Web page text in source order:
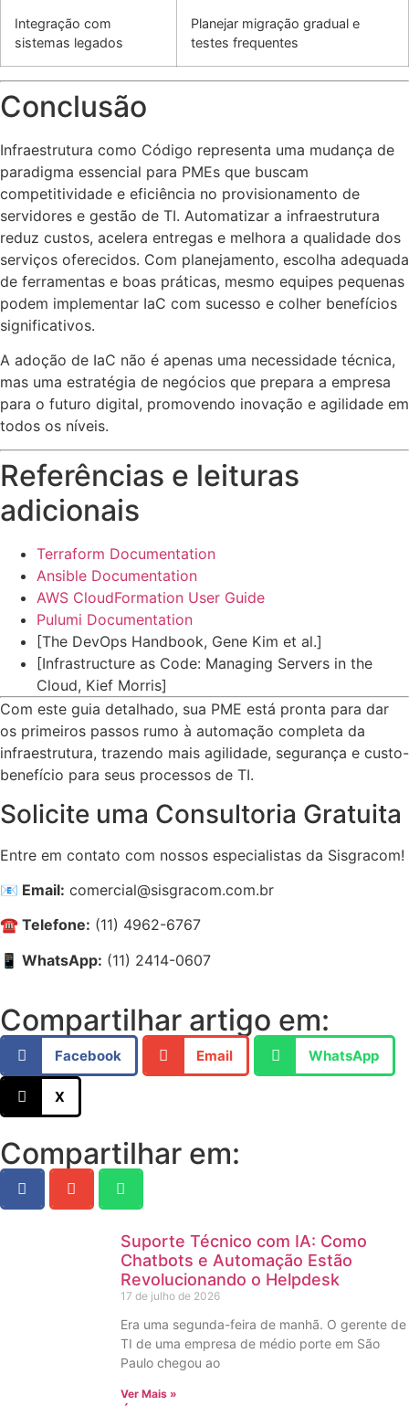
Integração com
sistemas legados
Planejar migração gradual e
testes frequentes
Conclusão
Infraestrutura como Código representa uma mudança de
paradigma essencial para PMEs que buscam
competitividade e eficiência no provisionamento de
servidores e gestão de TI. Automatizar a infraestrutura
reduz custos, acelera entregas e melhora a qualidade dos
serviços oferecidos. Com planejamento, escolha adequada
de ferramentas e boas práticas, mesmo equipes pequenas
podem implementar IaC com sucesso e colher benefícios
significativos.
A adoção de IaC não é apenas uma necessidade técnica,
mas uma estratégia de negócios que prepara a empresa
para o futuro digital, promovendo inovação e agilidade em
todos os níveis.
Referências e leituras
adicionais
Terraform Documentation
Ansible Documentation
AWS CloudFormation User Guide
Pulumi Documentation
[The DevOps Handbook, Gene Kim et al.]
[Infrastructure as Code: Managing Servers in the
Cloud, Kief Morris]
Com este guia detalhado, sua PME está pronta para dar
os primeiros passos rumo à automação completa da
infraestrutura, trazendo mais agilidade, segurança e custo-
benefício para seus processos de TI.
Solicite uma Consultoria Gratuita
Entre em contato com nossos especialistas da Sisgracom!
📧 Email: comercial@sisgracom.com.br
☎️ Telefone: (11) 4962-6767
📱 WhatsApp: (11) 2414-0607
Compartilhar artigo em:
Facebook Email WhatsApp
X
Compartilhar em:
Suporte Técnico com IA: Como
Chatbots e Automação Estão
Revolucionando o Helpdesk
17 de julho de 2026
Era uma segunda-feira de manhã. O gerente de
TI de uma empresa de médio porte em São
Paulo chegou ao
Ver Mais »